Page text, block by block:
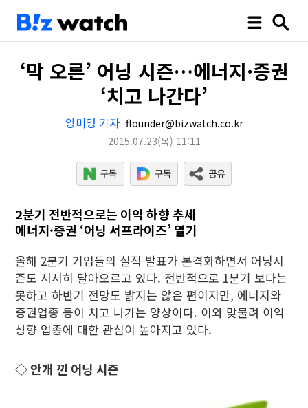
‘막 오른’ 어닝 시즌…에너지·증권
‘치고 나간다’
양미영 기자 flounder@bizwatch.co.kr
2015.07.23(목) 11:11
2분기 전반적으로는 이익 하향 추세
에너지·증권 ‘어닝 서프라이즈’ 열기
올해 2분기 기업들의 실적 발표가 본격화하면서 어닝시
즌도 서서히 달아오르고 있다. 전반적으로 1분기 보다는
못하고 하반기 전망도 밝지는 않은 편이지만, 에너지와
증권업종 등이 치고 나가는 양상이다. 이와 맞물려 이익
상향 업종에 대한 관심이 높아지고 있다.
◇ 안개 낀 어닝 시즌